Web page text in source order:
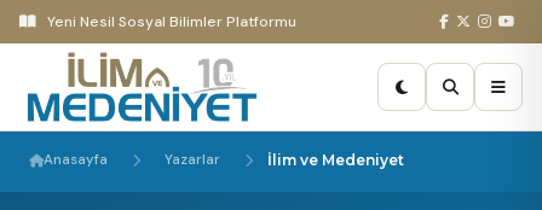
Yeni Nesil Sosyal Bilimler Platformu
Anasayfa Yazarlar İlim ve Medeniyet